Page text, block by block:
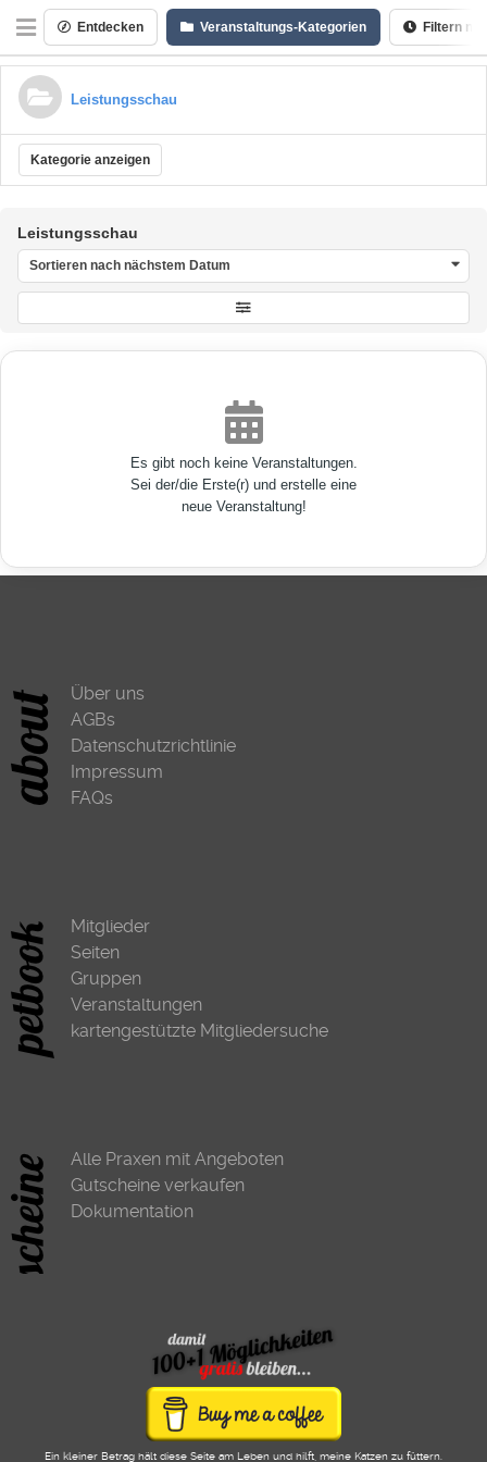
Entdecken Veranstaltungs-Kategorien Filtern
Leistungsschau
Kategorie anzeigen
Leistungsschau
Sortieren nach nächstem Datum
Es gibt noch keine Veranstaltungen.
Sei der/die Erste(r) und erstelle eine
neue Veranstaltung!
Über uns
AGBs
Datenschutzrichtlinie
Impressum
FAQs
Mitglieder
Seiten
Gruppen
Veranstaltungen
kartengestützte Mitgliedersuche
Alle Praxen mit Angeboten
Gutscheine verkaufen
Dokumentation
Ein kleiner Betrag hält diese Seite am Leben und hilft, meine Katzen zu füttern.